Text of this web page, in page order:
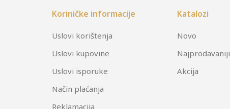
Koriničke informacije
Uslovi korištenja
Uslovi kupovine
Uslovi isporuke
Način plaćanja
Reklamacija
Katalozi
Novo
Najprodavaniji
Akcija